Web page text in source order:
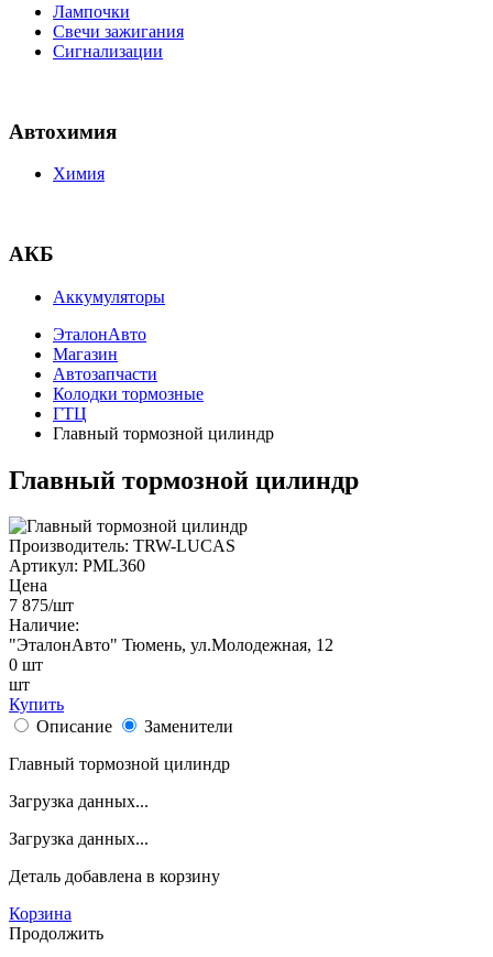
Лампочки
Свечи зажигания
Сигнализации
Автохимия
Химия
АКБ
Аккумуляторы
ЭталонАвто
Магазин
Автозапчасти
Колодки тормозные
ГТЦ
Главный тормозной цилиндр
Главный тормозной цилиндр
Производитель: TRW-LUCAS
Артикул: PML360
Цена
7 875/шт
Наличие:
"ЭталонАвто" Тюмень, ул.Молодежная, 12
0 шт
шт
Купить
Описание
Заменители
Главный тормозной цилиндр
Загрузка данных...
Загрузка данных...
Деталь добавлена в корзину
Корзина
Продолжить